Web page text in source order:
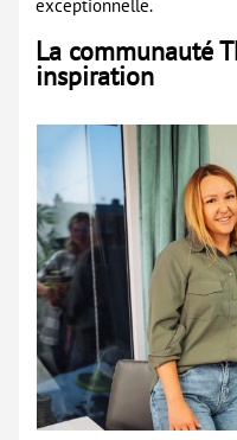
exceptionnelle.
La communauté
inspiration